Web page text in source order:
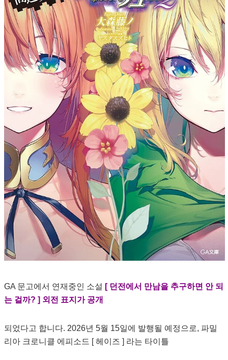
GA 문고에서 연재중인 소설 [ 던전에서 만남을 추구하면 안 되
는 걸까? ] 외전 표지가 공개
되었다고 합니다. 2026년 5월 15일에 발행될 예정으로, 파밀
리아 크로니클 에피소드 [ 헤이즈 ] 라는 타이틀